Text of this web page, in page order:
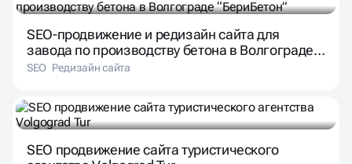
SEO-продвижение и редизайн сайта для
завода по производству бетона в Волгограде